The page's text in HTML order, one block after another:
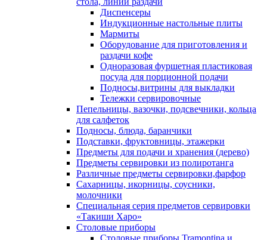
Диспенсеры
Индукционные настольные плиты
Мармиты
Оборудование для приготовления и
раздачи кофе
Одноразовая фуршетная пластиковая
посуда для порционной подачи
Подносы,витрины для выкладки
Тележки сервировочные
Пепельницы, вазочки, подсвечники, кольца
для салфеток
Подносы, блюда, баранчики
Подставки, фруктовницы, этажерки
Предметы для подачи и хранения (дерево)
Предметы сервировки из полиротанга
Различные предметы сервировки,фарфор
Сахарницы, икорницы, соусники,
молочники
Специальная серия предметов сервировки
«Такиши Харо»
Столовые приборы
Столовые приборы Trаmоntina и